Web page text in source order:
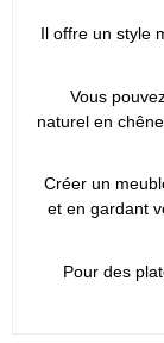
Il offre un style
Vous
naturel en
Créer un
et en gardant
Pour des